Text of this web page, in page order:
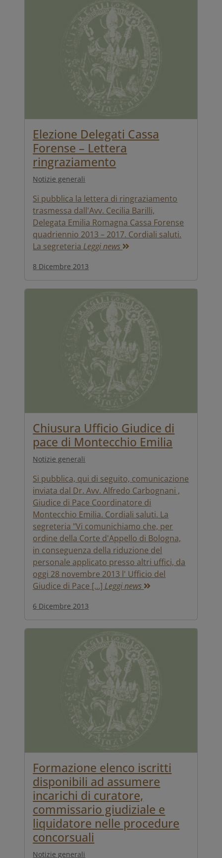
Elezione Delegati Cassa
Forense – Lettera
ringraziamento
Notizie generali
Si pubblica la lettera di ringraziamento
trasmessa dall'Avv. Cecilia Barilli,
Delegata Emilia Romagna Cassa Forense
quadriennio 2013 – 2017. Cordiali saluti.
La segreteria Leggi news
8 Dicembre 2013
Chiusura Ufficio Giudice di
pace di Montecchio Emilia
Notizie generali
Si pubblica, qui di seguito, comunicazione
inviata dal Dr. Avv. Alfredo Carbognani ,
Giudice di Pace Coordinatore di
Montecchio Emilia. Cordiali saluti. La
segreteria "Vi comunichiamo che, per
ordine della Corte d'Appello di Bologna,
in conseguenza della riduzione del
personale applicato presso altri uffici, da
oggi 28 novembre 2013 l' Ufficio del
Giudice di Pace […] Leggi news
6 Dicembre 2013
Formazione elenco iscritti
disponibili ad assumere
incarichi di curatore,
commissario giudiziale e
liquidatore nelle procedure
concorsuali
Notizie generali